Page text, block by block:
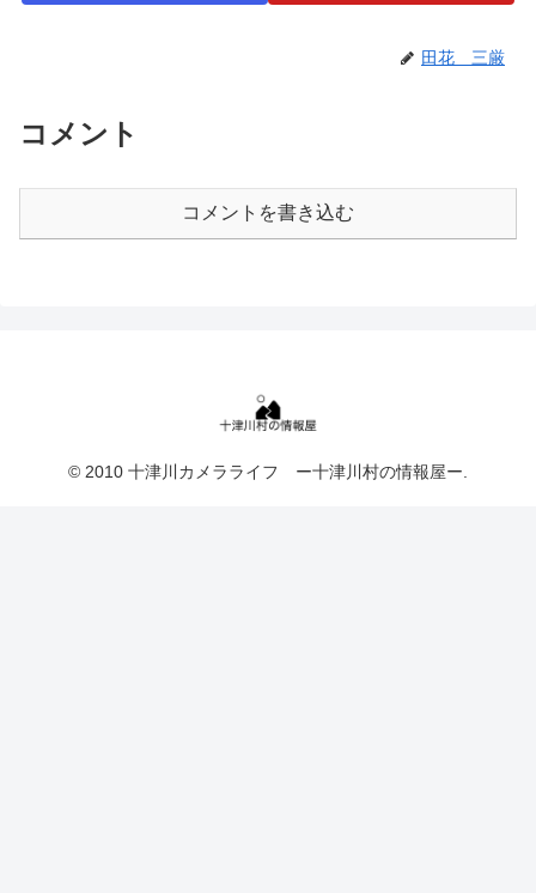
田花 三厳
コメント
コメントを書き込む
© 2010 十津川カメラライフ ー十津川村の情報屋ー.